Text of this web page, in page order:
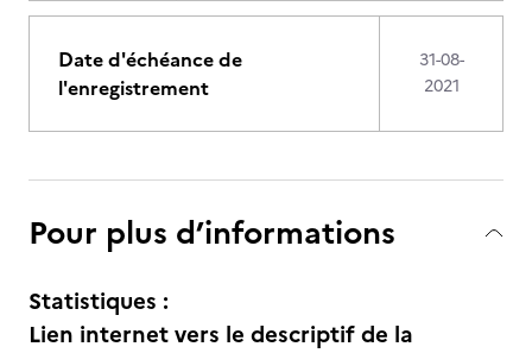
Date d'échéance de
l'enregistrement
31-08-
2021
Pour plus d’informations
Statistiques :
Lien internet vers le descriptif de la